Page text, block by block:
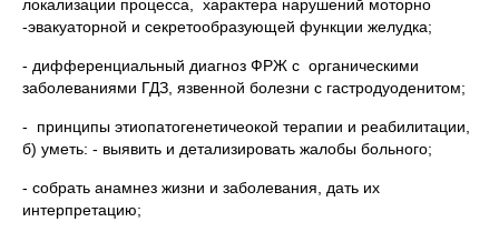
локализации процесса, характера нарушений моторно
-эвакуаторной и секретообразующей функции желудка;
- дифференциальный диагноз ФРЖ с органическими
заболеваниями ГДЗ, язвенной болезни с гастродуоденитом;
- принципы этиопатогенетичеокой терапии и реабилитации,
б) уметь: - выявить и детализировать жалобы больного;
- собрать анамнез жизни и заболевания, дать их
интерпретацию;